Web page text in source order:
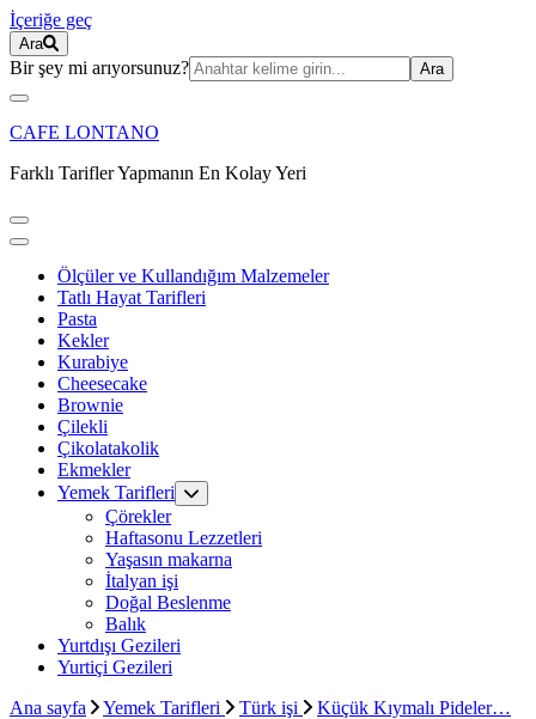
İçeriğe geç
Ara
Ara:
Bir şey mi arıyorsunuz?
CAFE LONTANO
Farklı Tarifler Yapmanın En Kolay Yeri
Ölçüler ve Kullandığım Malzemeler
Tatlı Hayat Tarifleri
Pasta
Kekler
Kurabiye
Cheesecake
Brownie
Çilekli
Çikolatakolik
Ekmekler
Yemek Tarifleri
Çörekler
Haftasonu Lezzetleri
Yaşasın makarna
İtalyan işi
Doğal Beslenme
Balık
Yurtdışı Gezileri
Yurtiçi Gezileri
Ana sayfa
Yemek Tarifleri Türk işi Küçük Kıymalı Pideler…